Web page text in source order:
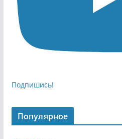
Подпишись!
Популярное